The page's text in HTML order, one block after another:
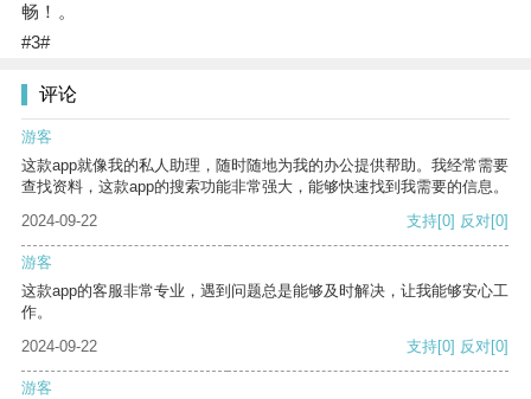
畅！。
#3#
评论
游客
这款app就像我的私人助理，随时随地为我的办公提供帮助。我经常需要
查找资料，这款app的搜索功能非常强大，能够快速找到我需要的信息。
2024-09-22
支持[0] 反对[0]
游客
这款app的客服非常专业，遇到问题总是能够及时解决，让我能够安心工
作。
2024-09-22
支持[0] 反对[0]
游客